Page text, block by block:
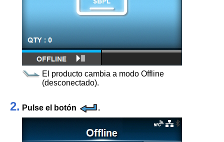
El producto cambia a modo Offline
(desconectado).
2. Pulse el botón .